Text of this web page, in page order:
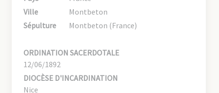
Ville
Montbeton
Sépulture
Montbeton (France)
ORDINATION SACERDOTALE
12/06/1892
DIOCÈSE D'INCARDINATION
Nice